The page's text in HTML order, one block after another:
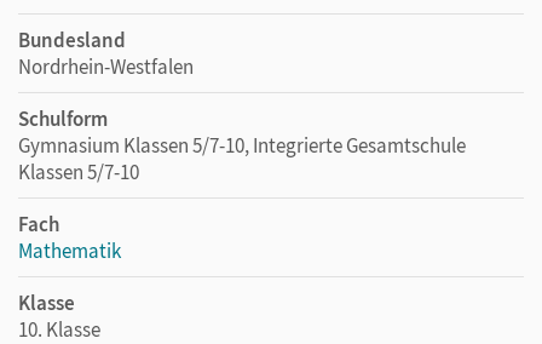
Bundesland
Nordrhein-Westfalen
Schulform
Gymnasium Klassen 5/7-10, Integrierte Gesamtschule
Klassen 5/7-10
Fach
Mathematik
Klasse
10. Klasse